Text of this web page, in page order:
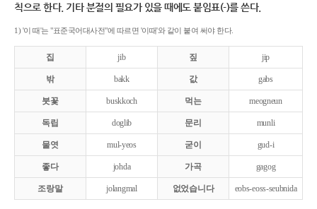
칙으로 한다. 기타 분절의 필요가 있을 때에도 붙임표(-)를 쓴다.
1) '이 때'는 "표준국어대사전"에 따르면 '이때'와 같이 붙여 써야 한다.
집 jib 짚 jip
밖 bakk 값 gabs
붓꽃 buskkoch 먹는 meogneun
독립 doglib 문리 munli
물엿 mul-yeos 굳이 gud-i
좋다 johda 가곡 gagog
조랑말 jolangmal 없었습니다 eobs-eoss-seubnida